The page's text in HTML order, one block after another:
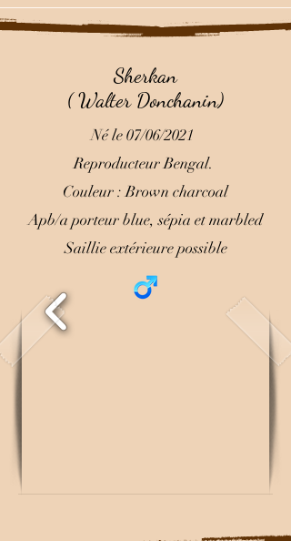
Sherkan
( Walter Donchanin)
Né le 07/06/2021
Reproducteur Bengal.
Couleur : Brown charcoal
Apb/a porteur blue, sépia et marbled
Saillie extérieure possible